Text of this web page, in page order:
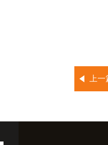
上